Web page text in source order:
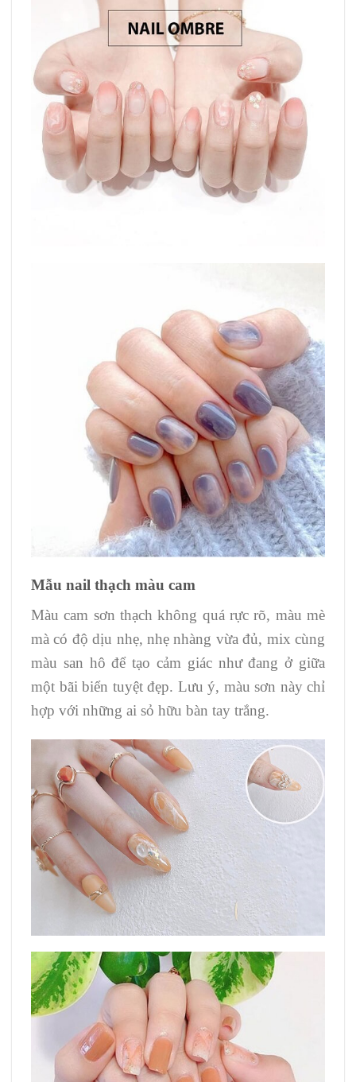
Mẫu nail thạch màu cam
Màu cam sơn thạch không quá rực rõ, màu mè
mà có độ dịu nhẹ, nhẹ nhàng vừa đủ, mix cùng
màu san hô để tạo cảm giác như đang ở giữa
một bãi biển tuyệt đẹp. Lưu ý, màu sơn này chỉ
hợp với những ai sỏ hữu bàn tay trắng.